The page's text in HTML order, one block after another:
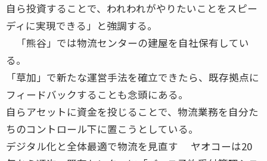
自ら投資することで、われわれがやりたいことをスピー
ディに実現できる」と強調する。
「熊谷」では物流センターの建屋を自社保有してい
る。
「草加」で新たな運営手法を確立できたら、既存拠点に
フィードバックすることも念頭にある。
自らアセットに資金を投じることで、物流業務を自分た
ちのコントロール下に置こうとしている。
デジタル化と全体最適で物流を見直す ヤオコーは20